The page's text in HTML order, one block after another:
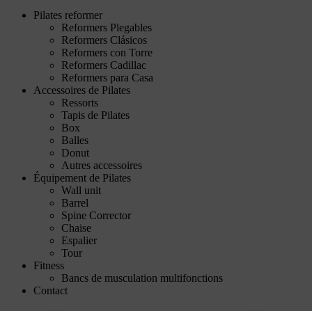
Pilates reformer
Reformers Plegables
Reformers Clásicos
Reformers con Torre
Reformers Cadillac
Reformers para Casa
Accessoires de Pilates
Ressorts
Tapis de Pilates
Box
Balles
Donut
Autres accessoires
Équipement de Pilates
Wall unit
Barrel
Spine Corrector
Chaise
Espalier
Tour
Fitness
Bancs de musculation multifonctions
Contact